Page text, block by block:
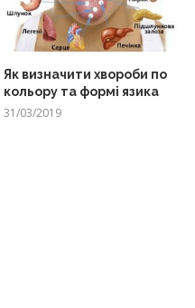
Як визначити хвороби по
кольору та формі язика
31/03/2019